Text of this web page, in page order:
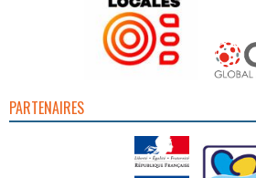
PARTENAIRES